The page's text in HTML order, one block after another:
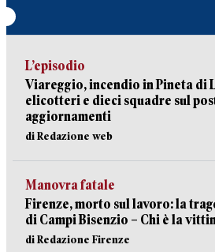
L’episodio
Viareggio, incendio in Pineta di
elicotteri e dieci squadre sul
aggiornamenti
di Redazione web
Manovra fatale
Firenze, morto sul lavoro: la
di Campi Bisenzio – Chi è la
di Redazione Firenze